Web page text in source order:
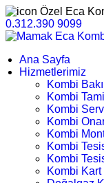
Özel Eca
0.312.390 9099
Ana Sayfa
Hizmetlerimiz
Kombi
Kombi
Kombi
Kombi
Kombi
Kombi
Kombi
Kombi Kart